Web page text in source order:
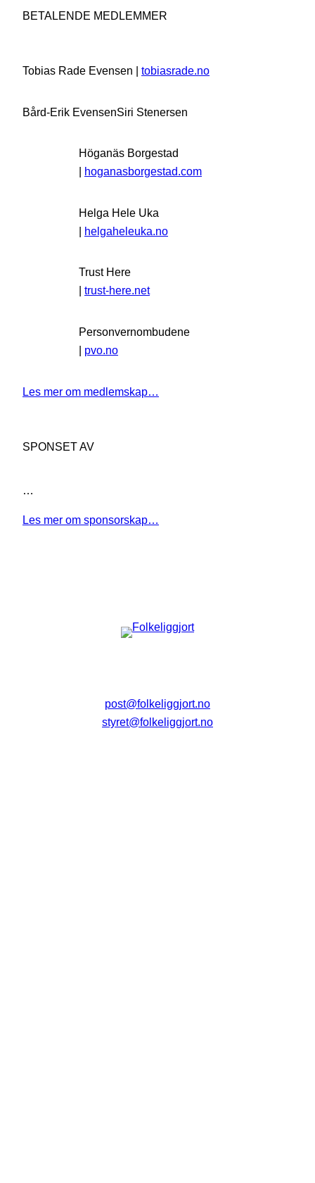
BETALENDE MEDLEMMER
Tobias Rade Evensen | tobiasrade.no
Bård-Erik EvensenSiri Stenersen
Höganäs Borgestad
| hoganasborgestad.com
Helga Hele Uka
| helgaheleuka.no
Trust Here
trust-here.net
Personvernombudene
| pvo.no
Les mer om medlemskap…
SPONSET AV
…
Les mer om sponsorskap…
post@folkeliggjort.no
styret@folkeliggjort.no